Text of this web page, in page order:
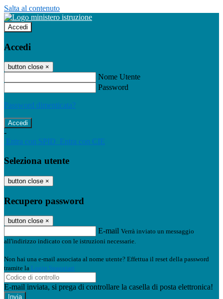
Salta al contenuto
Accedi
Accedi
button close ×
Nome Utente
Password
Password dimenticata?
-
Entra con SPID Entra con CIE
Seleziona utente
button close ×
Recupero password
button close ×
E-mail Verrà inviato un messaggio
all'indirizzo indicato con le istruzioni necessarie.
Non hai una e-mail associata al nome utente? Effettua il reset della password
tramite la Login Spaggiari
E-mail inviata, si prega di controllare la casella di posta elettronica!